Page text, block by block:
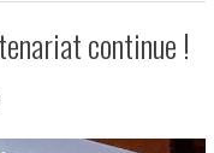
continue !